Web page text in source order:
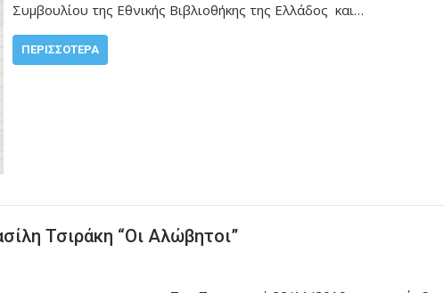
Συμβουλίου της Εθνικής Βιβλιοθήκης της Ελλάδος και…
ΠΕΡΙΣΣΌΤΕΡΑ
Τσιράκη “Οι Αλώβητοι”